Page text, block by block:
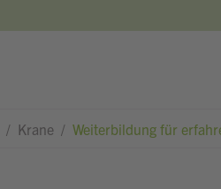
/ Krane / Weiterbildung für